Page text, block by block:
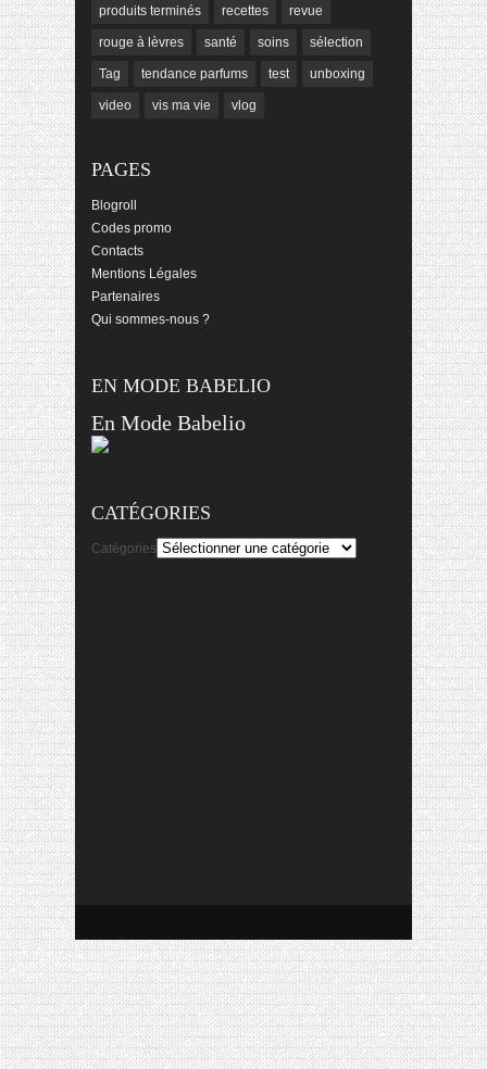
produits terminés recettes revue
rouge à lèvres santé soins sélection
Tag tendance parfums test unboxing
video vis ma vie vlog
PAGES
Blogroll
Codes promo
Contacts
Mentions Légales
Partenaires
Qui sommes-nous ?
EN MODE BABELIO
En Mode Babelio
CATÉGORIES
Catégories